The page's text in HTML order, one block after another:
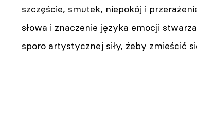
szczęście, smutek, niepokój i
słowa i znaczenie języka emocji
sporo artystycznej siły, żeby zmieścić